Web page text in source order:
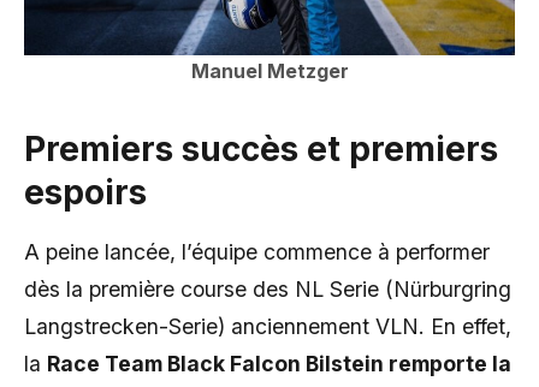
Manuel Metzger
Premiers succès et premiers
espoirs
A peine lancée, l’équipe commence à performer
dès la première course des NL Serie (Nürburgring
Langstrecken-Serie) anciennement VLN. En effet,
la Race Team Black Falcon Bilstein remporte la